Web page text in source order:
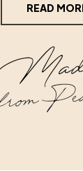
READ